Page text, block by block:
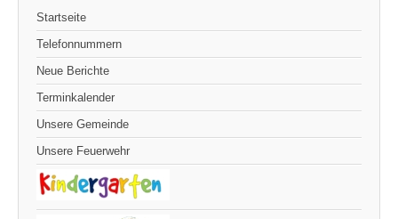
Startseite
Telefonnummern
Neue Berichte
Terminkalender
Unsere Gemeinde
Unsere Feuerwehr